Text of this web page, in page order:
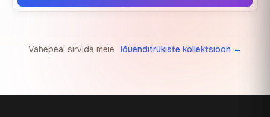
Vahepeal sirvida meie lõuenditrükiste kollektsioon →